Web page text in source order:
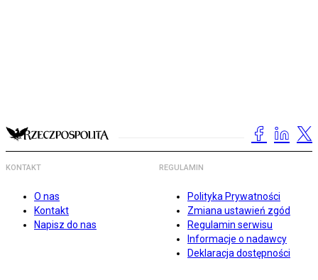
KONTAKT
O nas
Kontakt
Napisz do nas
REGULAMIN
Polityka Prywatności
Zmiana ustawień zgód
Regulamin serwisu
Informacje o nadawcy
Deklaracja dostępności